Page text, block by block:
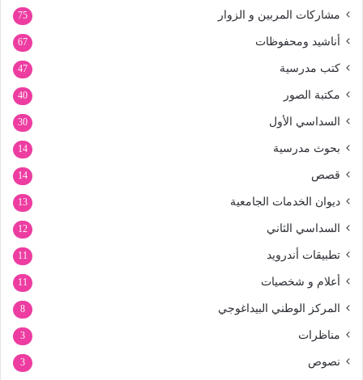
مشاركات المربين و الزوار 75
أناشيد ومحفوظات 67
كتب مدرسية 47
مكتبة الصور 40
السداسي الأول 30
بحوث مدرسية 14
قصص 14
ديوان الخدمات الجامعية 13
السداسي الثاني 12
تطبيقات أندرويد 11
أعلام و شخصيات 11
المركز الوطني البيداغوجي 8
مناظرات 3
نصوص 3